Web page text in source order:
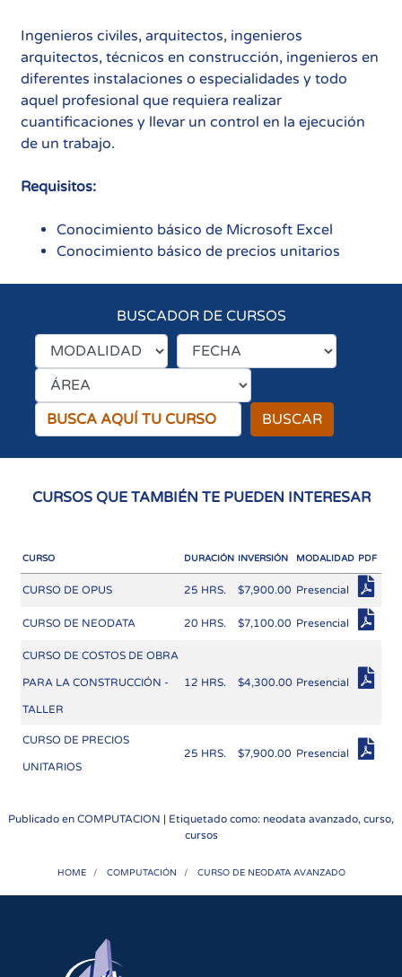
Ingenieros civiles, arquitectos, ingenieros
arquitectos, técnicos en construcción, ingenieros en
diferentes instalaciones o especialidades y todo
aquel profesional que requiera realizar
cuantificaciones y llevar un control en la ejecución
de un trabajo.
Requisitos:
Conocimiento básico de Microsoft Excel
Conocimiento básico de precios unitarios
BUSCADOR DE CURSOS
BUSCAR
CURSOS QUE TAMBIÉN TE PUEDEN INTERESAR
CURSO DURACIÓN INVERSIÓN MODALIDAD PDF
CURSO DE OPUS 25 HRS. $7,900.00 Presencial
CURSO DE NEODATA 20 HRS. $7,100.00 Presencial
CURSO DE COSTOS DE OBRA
PARA LA CONSTRUCCIÓN -
TALLER
12 HRS. $4,300.00 Presencial
CURSO DE PRECIOS
UNITARIOS
25 HRS. $7,900.00 Presencial
Publicado en COMPUTACION | Etiquetado como: neodata avanzado, curso,
cursos
HOME COMPUTACIÓN CURSO DE NEODATA AVANZADO